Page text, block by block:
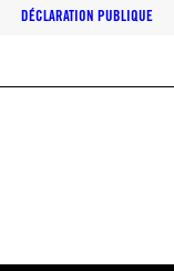
DÉCLARATION PUBLIQUE